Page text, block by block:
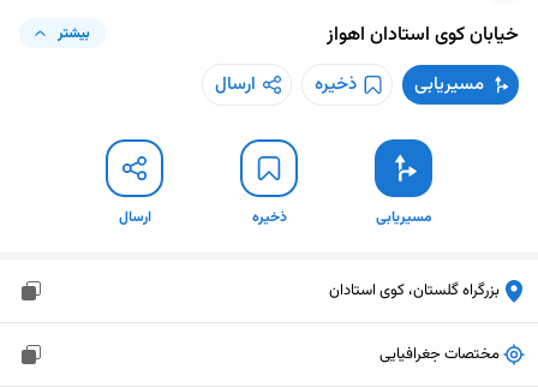
خیابان کوی استادان اهواز بیشتر
مسیریابی ذخیره ارسال
مسیریابی ذخیره ارسال
بزرگراه گلستان، کوی استادان
مختصات جغرافیایی